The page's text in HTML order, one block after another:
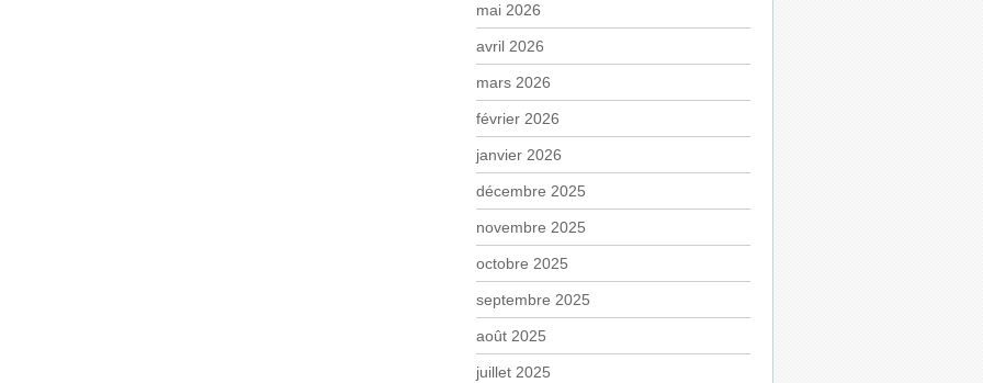
mai 2026
avril 2026
mars 2026
février 2026
janvier 2026
décembre 2025
novembre 2025
octobre 2025
septembre 2025
août 2025
juillet 2025